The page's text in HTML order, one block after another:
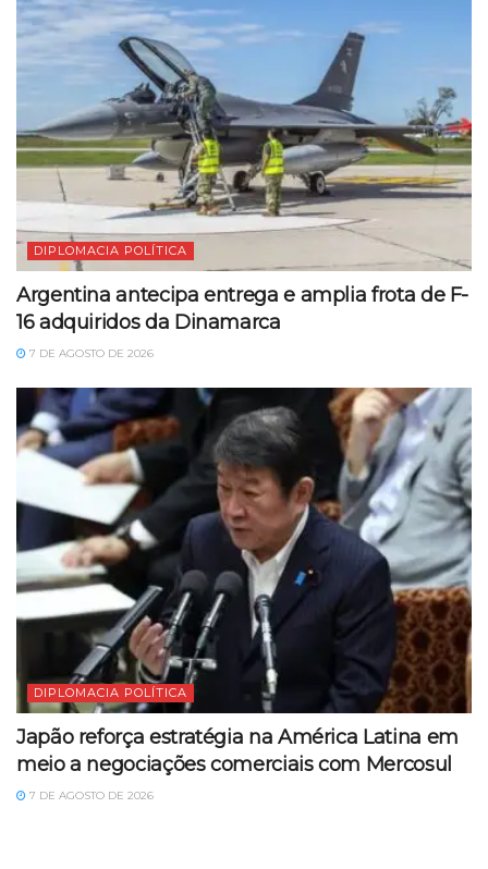
DIPLOMACIA POLÍTICA
Argentina antecipa entrega e amplia frota de F-
16 adquiridos da Dinamarca
7 DE AGOSTO DE 2026
DIPLOMACIA POLÍTICA
Japão reforça estratégia na América Latina em
meio a negociações comerciais com Mercosul
7 DE AGOSTO DE 2026